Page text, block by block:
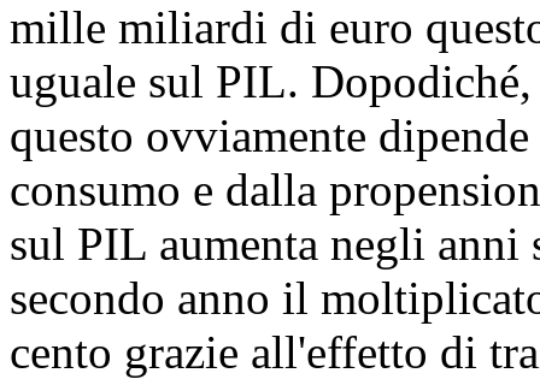
mille miliardi di euro
uguale sul PIL.
questo ovviamente
consumo e dalla
sul PIL aumenta negli anni
secondo anno il
cento grazie all'effetto di